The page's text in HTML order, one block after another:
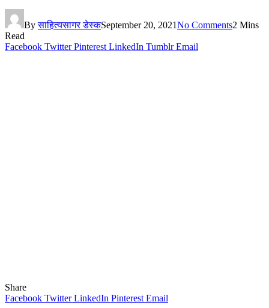
By साहित्यसागर डेस्कSeptember 20, 2021No Comments2 Mins
Read
Facebook Twitter Pinterest LinkedIn Tumblr Email
Share
Facebook Twitter LinkedIn Pinterest Email